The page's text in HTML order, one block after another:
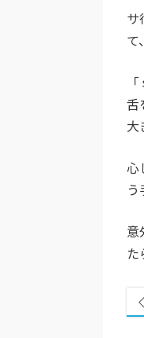
サ
て
舌
大
心
う
意
た